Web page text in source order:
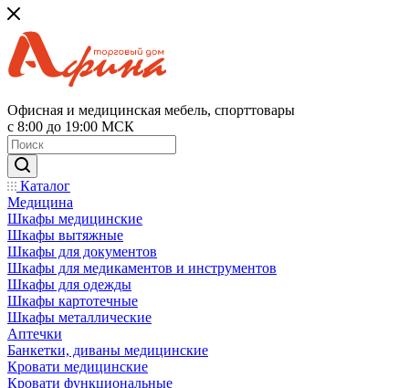
Офисная и медицинская мебель, спорттовары
с 8:00 до 19:00 МСК
Каталог
Медицина
Шкафы медицинские
Шкафы вытяжные
Шкафы для документов
Шкафы для медикаментов и инструментов
Шкафы для одежды
Шкафы картотечные
Шкафы металлические
Аптечки
Банкетки, диваны медицинские
Кровати медицинские
Кровати функциональные